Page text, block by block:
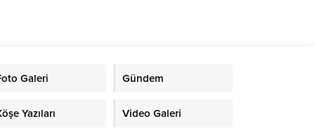
Galeri Gündem
Yazıları Video Galeri